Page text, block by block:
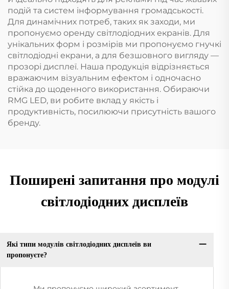
подій та систем інформування громадськості.
Для динамічних потреб, таких як заходи, ми
пропонуємо оренду світлодіодних екранів. Для
унікальних форм і розмірів ми пропонуємо гнучкі
світлодіодні екрани, а для безшовного вигляду —
прозорі дисплеї. Наша продукція відрізняється
вражаючим візуальним ефектом і одночасно
стійка до щоденного використання. Обираючи
RMG LED, ви робите вклад у якість і
продуктивність, посилюючи присутність вашого
бренду.
Поширені запитання про модулі
світлодіодних дисплеїв
Які типи модулів світлодіодних дисплеїв ви
пропонуєте?